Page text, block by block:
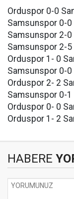
Orduspor 0-0
Samsunspor 0-
Samsunspor 2-
Samsunspor 2-
Orduspor 1- 0
Samsunspor 0-
Orduspor 2- 2
Samsunspor 0-
Orduspor 0- 0
Orduspor 1- 2
HABERE